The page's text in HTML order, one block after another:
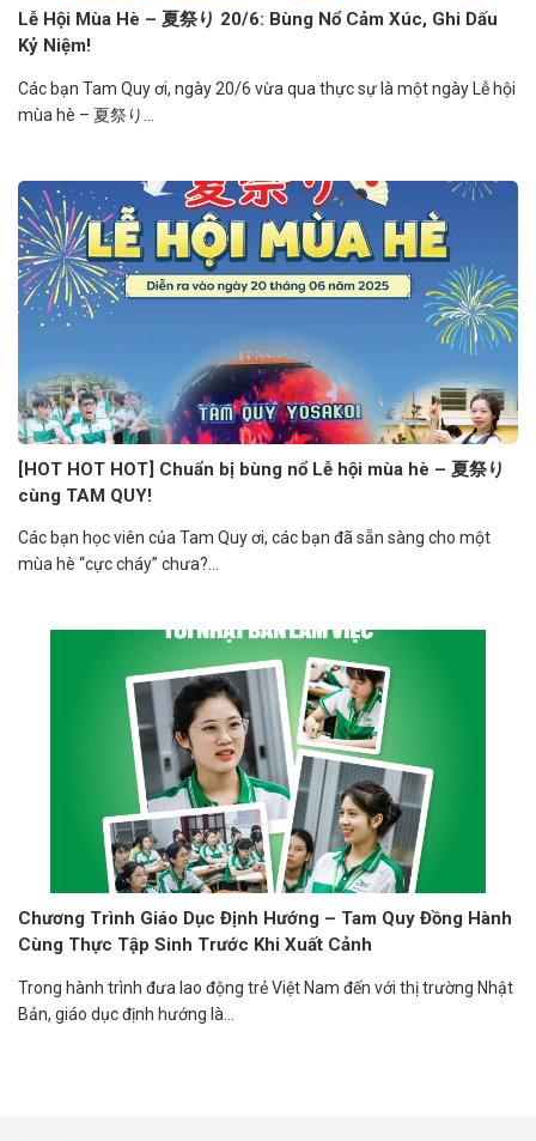
Lễ Hội Mùa Hè – 夏祭り 20/6: Bùng Nổ Cảm Xúc, Ghi Dấu
Kỷ Niệm!
Các bạn Tam Quy ơi, ngày 20/6 vừa qua thực sự là một ngày Lễ hội
mùa hè – 夏祭り...
[HOT HOT HOT] Chuẩn bị bùng nổ Lễ hội mùa hè – 夏祭り
cùng TAM QUY!
Các bạn học viên của Tam Quy ơi, các bạn đã sẵn sàng cho một
mùa hè “cực cháy” chưa?...
Chương Trình Giáo Dục Định Hướng – Tam Quy Đồng Hành
Cùng Thực Tập Sinh Trước Khi Xuất Cảnh
Trong hành trình đưa lao động trẻ Việt Nam đến với thị trường Nhật
Bản, giáo dục định hướng là...